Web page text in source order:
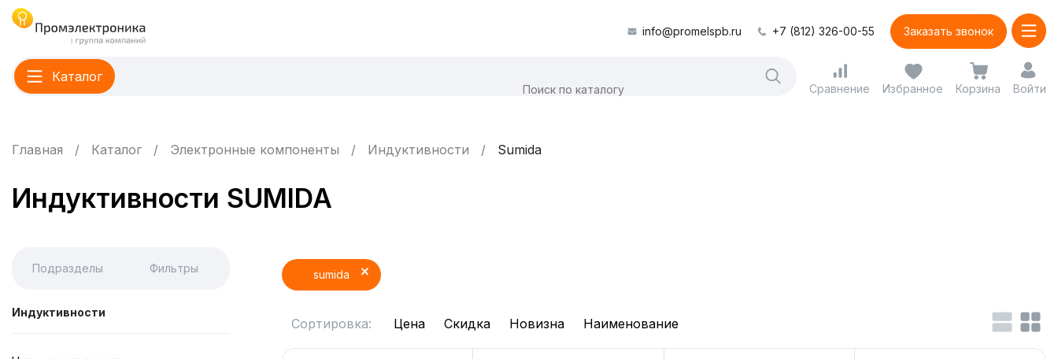
info@promelspb.ru +7 (812) 326-00-55 Заказать звонок
Каталог
Сравнение Избранное Корзина Войти
Главная Каталог Электронные компоненты Индуктивности Sumida
Индуктивности SUMIDA
Подразделы Фильтры
Индуктивности
sumida
Сортировка: Цена Скидка Новизна Наименование